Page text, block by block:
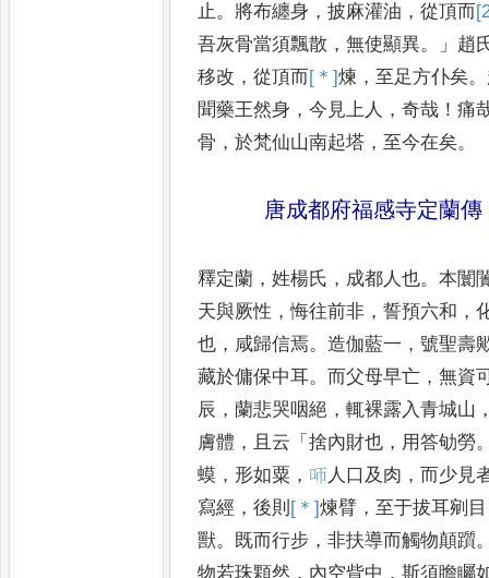
止。 將布纏身 ，披麻灌油 ，從頂而
吾灰骨當須飄散 ，無使顯異。」 趙
移改 ，從頂而[＊]煉 ，至足方仆矣。
聞藥王然身 ，今見上人 ，奇哉 ！痛
骨 ，於梵仙山南起塔 ，至今在矣。
唐成都府福感寺定蘭傳
釋定蘭 ，姓楊氏 ， 成都人也。本闤
天與厥性 ，悔往前非 ，誓預六和 ，
也 ， 咸歸信焉。造伽藍一 ，號聖壽
藏於傭保中耳。 而父母早亡 ，無資
辰 ，蘭悲哭咽絕 ，輒裸露入青城山
膚體 ， 且云 「捨內財也 ， 用答劬勞
蟆 ， 形如粟 ， 𠯗 人口及肉 ， 而少見
寫經 ，後則 [＊]煉臂 ， 至于拔耳剜目
獸。 既而行步 ，非扶導而觸物顛躓
物若珠顆然 ， 內空眥中 ，斯須瞻矚